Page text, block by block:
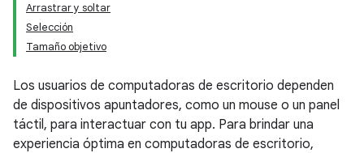
Arrastrar y soltar
Selección
Tamaño objetivo
Los usuarios de computadoras de escritorio dependen
de dispositivos apuntadores, como un mouse o un panel
táctil, para interactuar con tu app. Para brindar una
experiencia óptima en computadoras de escritorio,